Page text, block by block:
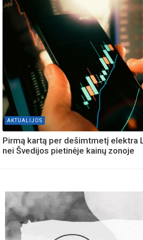
AKTUALIJOS
Pirmą kartą per dešimtmetį elektra
nei Švedijos pietinėje kainų zonoje